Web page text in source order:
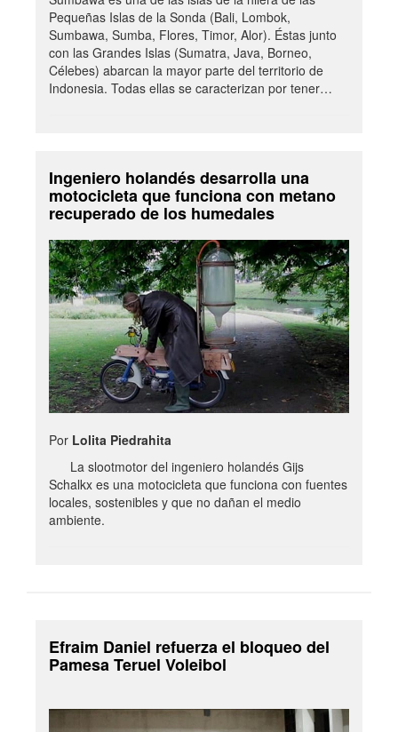
Pequeñas Islas de la Sonda (Bali, Lombok,
Sumbawa, Sumba, Flores, Timor, Alor). Éstas junto
con las Grandes Islas (Sumatra, Java, Borneo,
Célebes) abarcan la mayor parte del territorio de
Indonesia. Todas ellas se caracterizan por tener…
Ingeniero holandés desarrolla una
motocicleta que funciona con metano
recuperado de los humedales
Por Lolita Piedrahita
La slootmotor del ingeniero holandés Gijs
Schalkx es una motocicleta que funciona con fuentes
locales, sostenibles y que no dañan el medio
ambiente.
Efraim Daniel refuerza el bloqueo del
Pamesa Teruel Voleibol